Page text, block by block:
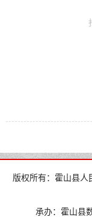
版权所有：霍山县人
承办：霍山县